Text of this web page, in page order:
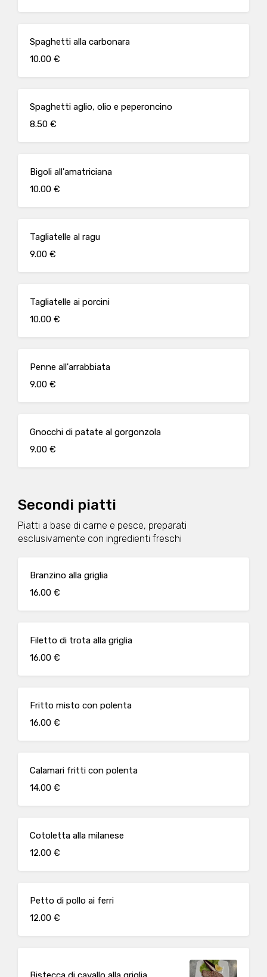
Spaghetti alla carbonara
10.00 €
Spaghetti aglio, olio e peperoncino
8.50 €
Bigoli all'amatriciana
10.00 €
Tagliatelle al ragu
9.00 €
Tagliatelle ai porcini
10.00 €
Penne all'arrabbiata
9.00 €
Gnocchi di patate al gorgonzola
9.00 €
Secondi piatti
Piatti a base di carne e pesce, preparati
esclusivamente con ingredienti freschi
Branzino alla griglia
16.00 €
Filetto di trota alla griglia
16.00 €
Fritto misto con polenta
16.00 €
Calamari fritti con polenta
14.00 €
Cotoletta alla milanese
12.00 €
Petto di pollo ai ferri
12.00 €